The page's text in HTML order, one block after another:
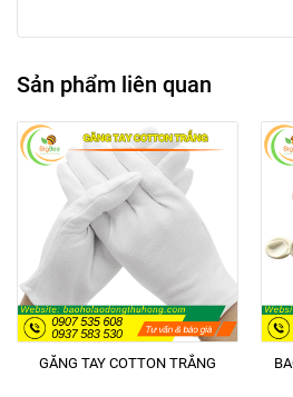
Sản phẩm liên quan
GĂNG TAY COTTON TRẮNG